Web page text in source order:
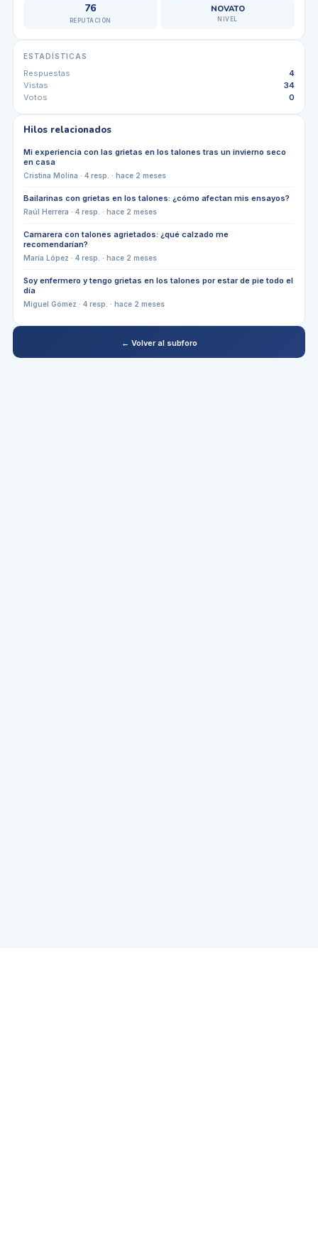
76
REPUTACIÓN
NOVATO
NIVEL
ESTADÍSTICAS
Respuestas
4
Vistas
34
Votos
0
Hilos relacionados
Mi experiencia con las grietas en los talones tras un invierno seco
en casa
Cristina Molina · 4resp. · hace 2 meses
Bailarinas con grietas en los talones: ¿cómo afectan mis ensayos?
Raúl Herrera · 4resp. · hace 2 meses
Camarera con talones agrietados: ¿qué calzado me
recomendarían?
María López · 4resp. · hace 2 meses
Soy enfermero y tengo grietas en los talones por estar de pie todo el
día
Miguel Gómez · 4resp. · hace 2 meses
← Volver al subforo